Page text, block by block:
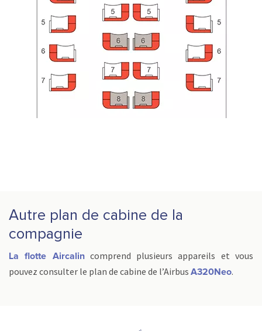
Autre plan de cabine de la
compagnie
La flotte Aircalin comprend plusieurs appareils et vous
pouvez consulter le plan de cabine de l’Airbus A320Neo.